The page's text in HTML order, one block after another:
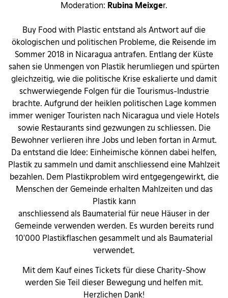
Moderation: Rubina Meixger.
Buy Food with Plastic entstand als Antwort auf die
ökologischen und politischen Probleme, die Reisende im
Sommer 2018 in Nicaragua antrafen. Entlang der Küste
sahen sie Unmengen von Plastik herumliegen und spürten
gleichzeitig, wie die politische Krise eskalierte und damit
schwerwiegende Folgen für die Tourismus-Industrie
brachte. Aufgrund der heiklen politischen Lage kommen
immer weniger Touristen nach Nicaragua und viele Hotels
sowie Restaurants sind gezwungen zu schliessen. Die
Bewohner verlieren ihre Jobs und leben fortan in Armut.
Da entstand die Idee: Einheimische können dabei helfen,
Plastik zu sammeln und damit anschliessend eine Mahlzeit
bezahlen. Dem Plastikproblem wird entgegengewirkt, die
Menschen der Gemeinde erhalten Mahlzeiten und das
Plastik kann
anschliessend als Baumaterial für neue Häuser in der
Gemeinde verwenden werden. Es wurden bereits rund
10'000 Plastikﬂaschen gesammelt und als Baumaterial
verwendet.
Mit dem Kauf eines Tickets für diese Charity-Show
werden Sie Teil dieser Bewegung und helfen mit.
Herzlichen Dank!